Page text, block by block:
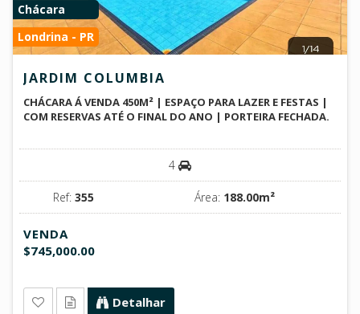
Chácara
Londrina - PR
JARDIM COLUMBIA
CHÁCARA Á VENDA 450M² | ESPAÇO PARA LAZER E FESTAS |
COM RESERVAS ATÉ O FINAL DO ANO | PORTEIRA FECHADA.
4
Ref: 355 Área: 188.00m²
VENDA
$745,000.00
Detalhar